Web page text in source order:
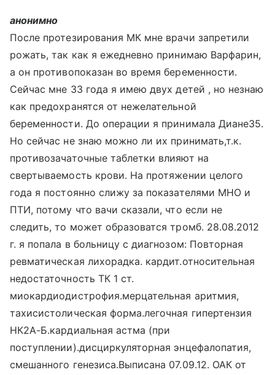
анонимно
После протезирования МК мне врачи запретили
рожать, так как я ежедневно принимаю Варфарин,
а он противопоказан во время беременности.
Сейчас мне 33 года я имею двух детей , но незнаю
как предохранятся от нежелательной
беременности. До операции я принимала Диане35.
Но сейчас не знаю можно ли их принимать,т.к.
противозачаточные таблетки влияют на
свертываемость крови. На протяжении целого
года я постоянно слижу за показателями МНО и
ПТИ, потому что вачи сказали, что если не
следить, то может образоватся тромб. 28.08.2012
г. я попала в больницу с диагнозом: Повторная
ревматическая лихорадка. кардит.относительная
недостаточность ТК 1 ст.
миокардиодистрофия.мерцательная аритмия,
тахисистолическая форма.легочная гипертензия
НК2А-Б.кардиальная астма (при
поступлении).дисциркуляторная энцефалопатия,
смешанного генезиса.Выписана 07.09.12. ОАК от